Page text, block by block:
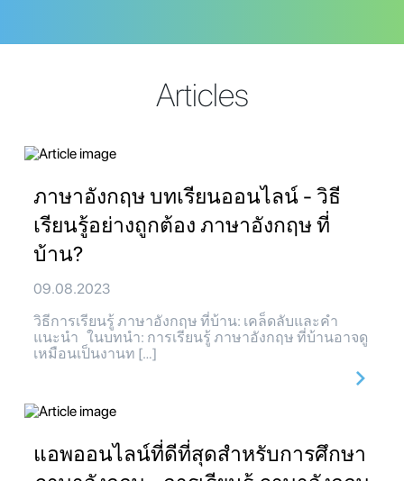
Articles
ภาษาอังกฤษ บทเรียนออนไลน์ - วิธี
เรียนรู้อย่างถูกต้อง ภาษาอังกฤษ ที่
บ้าน?
09.08.2023
วิธีการเรียนรู้ ภาษาอังกฤษ ที่บ้าน: เคล็ดลับและคำ
แนะนำ ในบทนำ: การเรียนรู้ ภาษาอังกฤษ ที่บ้านอาจดู
เหมือนเป็นงานท […]
แอพออนไลน์ที่ดีที่สุดสำหรับการศึกษา